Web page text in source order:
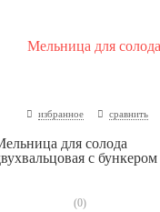
избранное сравнить
для солода
с бункером
(0)